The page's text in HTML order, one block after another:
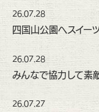
26.07.28
四国山公園へスイー
26.07.28
みんなで協力して素
26.07.27